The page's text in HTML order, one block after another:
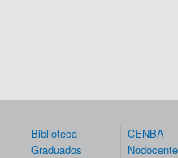
Biblioteca
Graduados
CENBA